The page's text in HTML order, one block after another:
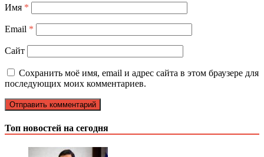
Имя *
Email *
Сайт
Сохранить моё имя, email и адрес сайта в этом браузере для
последующих моих комментариев.
Топ новостей на сегодня